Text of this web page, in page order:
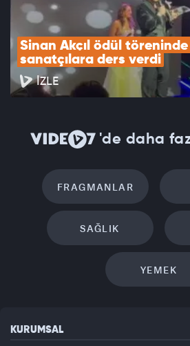
Sinan Akçıl ödül töreninde
sanatçılara ders verdi
İZLE
'de daha
FRAGMANLAR
SAĞLIK
YEMEK
KURUMSAL